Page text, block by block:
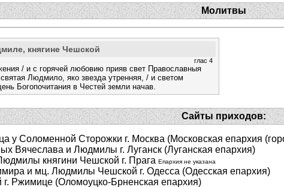
Молитвы
княгине Чешской
глас 4
/ и с горячей любовию прияв свет Православныя
Людмило, яко звезда утренняя, / и светом
Богопочитания в Честей земли начав.
Сайты приходов:
у Соломенной Сторожки г. Москва (Московская епархия
Вячеслава и Людмилы г. Луганск (Луганская епархия)
княгини Чешской г. Прага Епархия не указана
и мц. Людмилы Чешской г. Одесса (Одесская епархия)
Ржимице (Оломоуцко-Брненская епархия)